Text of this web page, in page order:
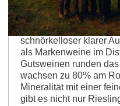
Gastronomie. Guter
Konzepte machen
Traditionelle Rebsorten
schnörkelloser klarer
als Markenweine im
Gutsweinen runden
wachsen zu 80% am
Mineralität mit einer
gibt es nicht nur